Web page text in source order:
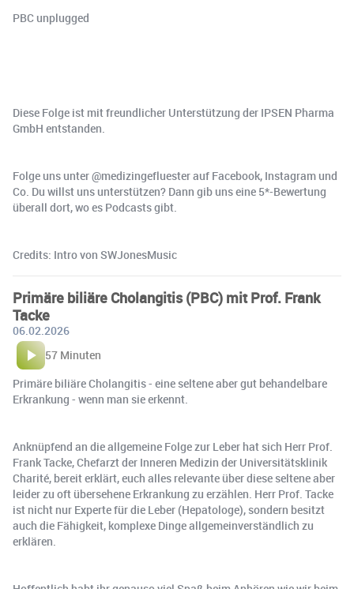
PBC unplugged
Diese Folge ist mit freundlicher Unterstützung der IPSEN Pharma
GmbH entstanden.
Folge uns unter @medizingefluester auf Facebook, Instagram und
Co. Du willst uns unterstützen? Dann gib uns eine 5*-Bewertung
überall dort, wo es Podcasts gibt.
Credits: Intro von SWJonesMusic
Primäre biliäre Cholangitis (PBC) mit Prof. Frank
Tacke
06.02.2026
57 Minuten
Primäre biliäre Cholangitis - eine seltene aber gut behandelbare
Erkrankung - wenn man sie erkennt.
Anknüpfend an die allgemeine Folge zur Leber hat sich Herr Prof.
Frank Tacke, Chefarzt der Inneren Medizin der Universitätsklinik
Charité, bereit erklärt, euch alles relevante über diese seltene aber
leider zu oft übersehene Erkrankung zu erzählen. Herr Prof. Tacke
ist nicht nur Experte für die Leber (Hepatologe), sondern besitzt
auch die Fähigkeit, komplexe Dinge allgemeinverständlich zu
erklären.